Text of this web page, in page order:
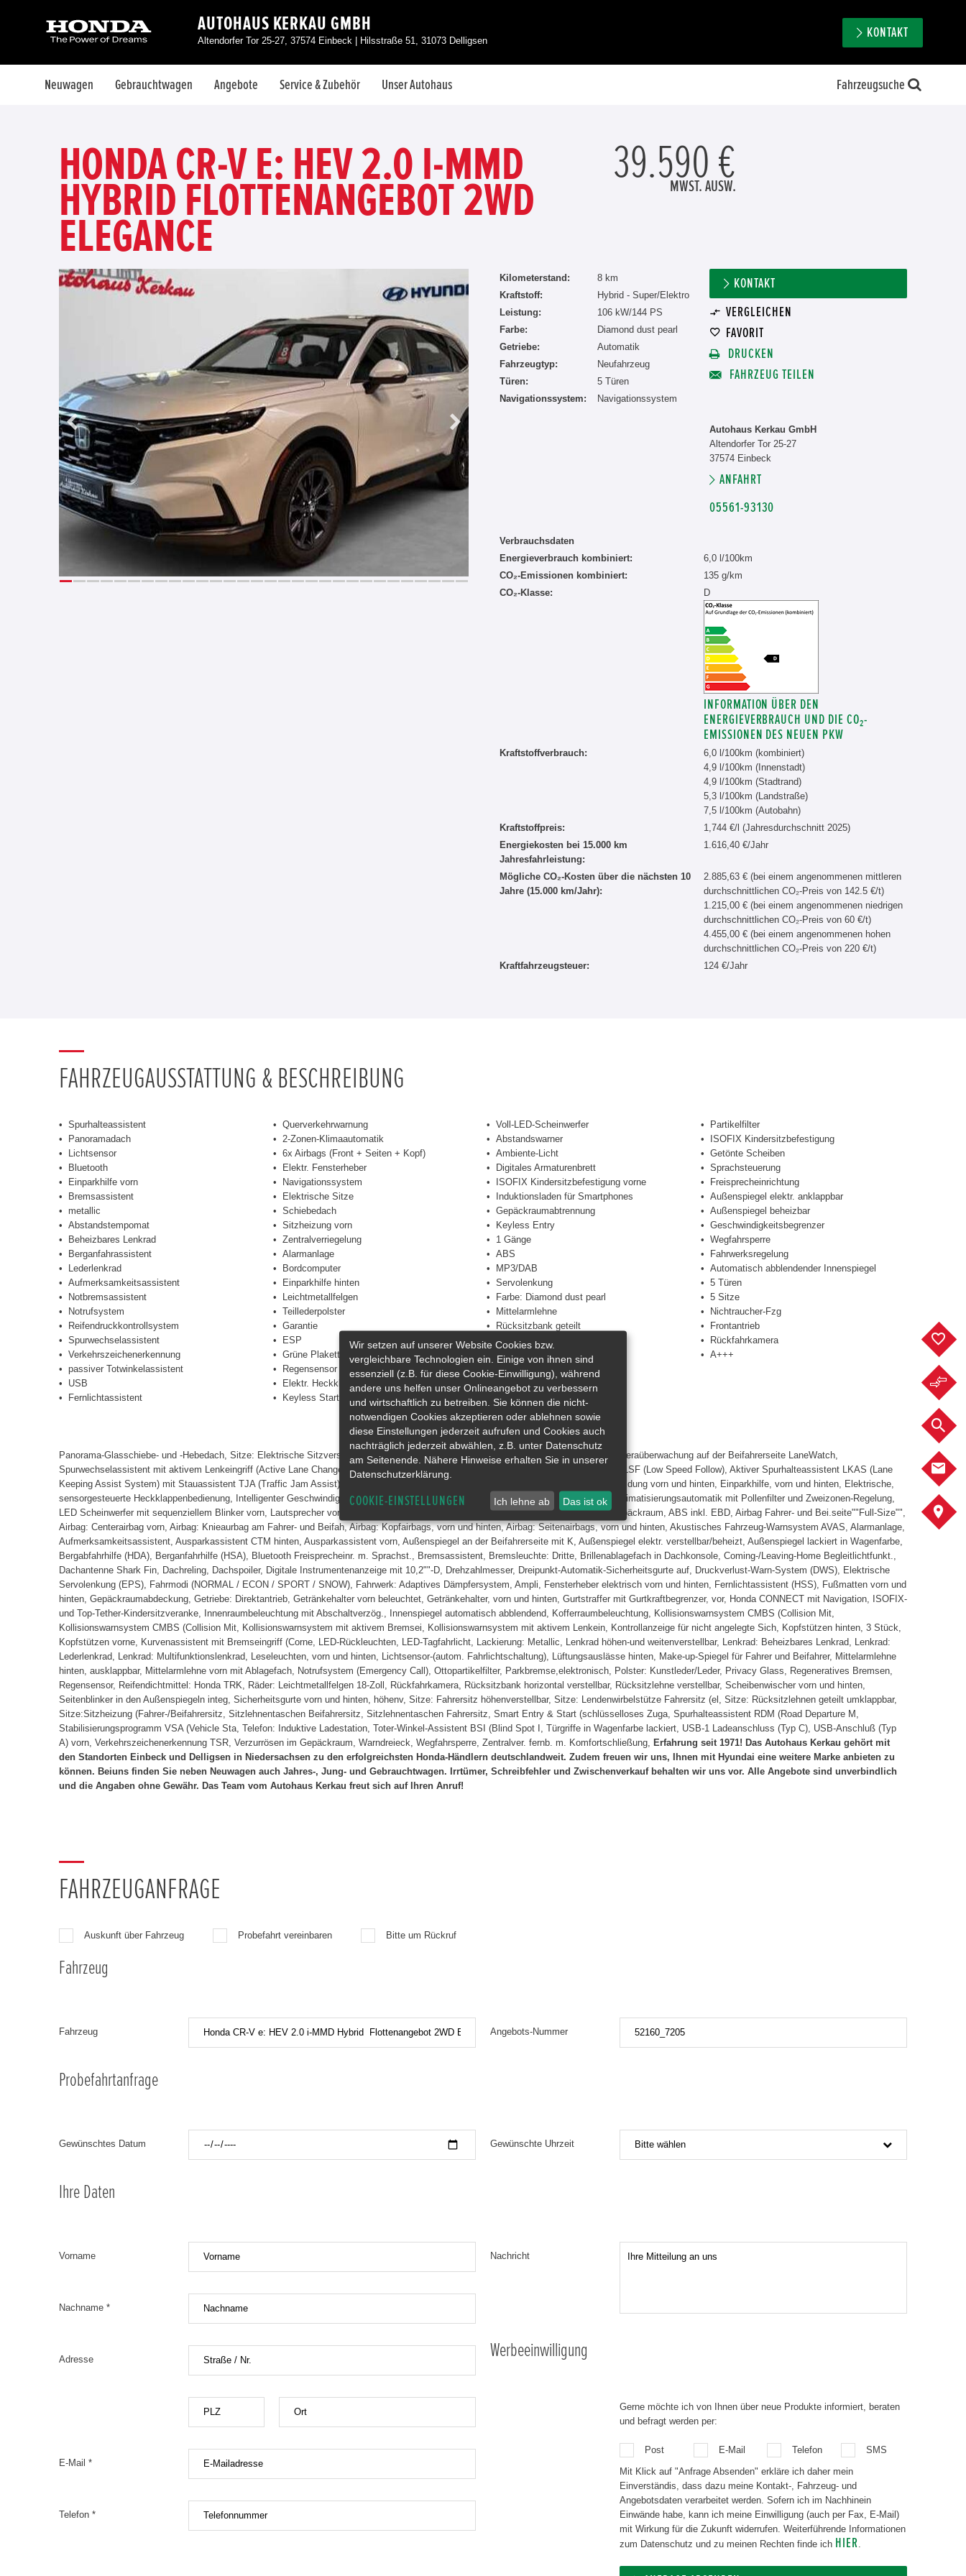
AUTOHAUS KERKAU GMBH
Altendorfer Tor 25-27, 37574 Einbeck | Hilsstraße 51, 31073 Delligsen
KONTAKT
Neuwagen Gebrauchtwagen Angebote Service & Zubehör Unser Autohaus Fahrzeugsuche
HONDA CR-V E: HEV 2.0 I-MMD
HYBRID FLOTTENANGEBOT 2WD
ELEGANCE
39.590 €
MWST. AUSW.
Kilometerstand:
8 km
Kraftstoff:
Hybrid - Super/Elektro
Leistung:
106 kW/144 PS
Farbe:
Diamond dust pearl
Getriebe:
Automatik
Fahrzeugtyp:
Neufahrzeug
Türen:
5 Türen
Navigationssystem:
Navigationssystem
KONTAKT
VERGLEICHEN
FAVORIT
DRUCKEN
FAHRZEUG TEILEN
Autohaus Kerkau GmbH
Altendorfer Tor 25-27
37574 Einbeck
ANFAHRT
05561-93130
Verbrauchsdaten
Energieverbrauch kombiniert:
6,0 l/100km
CO₂-Emissionen kombiniert:
135 g/km
CO₂-Klasse:
D
INFORMATION ÜBER DEN
ENERGIEVERBRAUCH UND DIE CO₂-
EMISSIONEN DES NEUEN PKW
Kraftstoffverbrauch:
6,0 l/100km (kombiniert)
4,9 l/100km (Innenstadt)
4,9 l/100km (Stadtrand)
5,3 l/100km (Landstraße)
7,5 l/100km (Autobahn)
Kraftstoffpreis:
1,744 €/l (Jahresdurchschnitt 2025)
Energiekosten bei 15.000 km
Jahresfahrleistung:
1.616,40 €/Jahr
Mögliche CO₂-Kosten über die nächsten 10
Jahre (15.000 km/Jahr):
2.885,63 € (bei einem angenommenen mittleren
durchschnittlichen CO₂-Preis von 142.5 €/t)
1.215,00 € (bei einem angenommenen niedrigen
durchschnittlichen CO₂-Preis von 60 €/t)
4.455,00 € (bei einem angenommenen hohen
durchschnittlichen CO₂-Preis von 220 €/t)
Kraftfahrzeugsteuer:
124 €/Jahr
FAHRZEUGAUSSTATTUNG & BESCHREIBUNG
Spurhalteassistent
Panoramadach
Lichtsensor
Bluetooth
Einparkhilfe vorn
Bremsassistent
metallic
Abstandstempomat
Beheizbares Lenkrad
Berganfahrassistent
Lederlenkrad
Aufmerksamkeitsassistent
Notbremsassistent
Notrufsystem
Reifendruckkontrollsystem
Spurwechselassistent
Verkehrszeichenerkennung
passiver Totwinkelassistent
USB
Fernlichtassistent
Querverkehrwarnung
2-Zonen-Klimaautomatik
6x Airbags (Front + Seiten + Kopf)
Elektr. Fensterheber
Navigationssystem
Elektrische Sitze
Schiebedach
Sitzheizung vorn
Zentralverriegelung
Alarmanlage
Bordcomputer
Einparkhilfe hinten
Leichtmetallfelgen
Teillederpolster
Garantie
ESP
Grüne Plakette
Regensensor
Elektr. Heckklappe
Keyless Start
Voll-LED-Scheinwerfer
Abstandswarner
Ambiente-Licht
Digitales Armaturenbrett
ISOFIX Kindersitzbefestigung vorne
Induktionsladen für Smartphones
Gepäckraumabtrennung
Keyless Entry
1 Gänge
ABS
MP3/DAB
Servolenkung
Farbe: Diamond dust pearl
Mittelarmlehne
Rücksitzbank geteilt
Drehzahlmesser
Jung&Werkswagen
Außenspiegel elektrisch
Multifunktionslenkrad
Dachreling
Partikelfilter
ISOFIX Kindersitzbefestigung
Getönte Scheiben
Sprachsteuerung
Freisprecheinrichtung
Außenspiegel elektr. anklappbar
Außenspiegel beheizbar
Geschwindigkeitsbegrenzer
Wegfahrsperre
Fahrwerksregelung
Automatisch abblendender Innenspiegel
5 Türen
5 Sitze
Nichtraucher-Fzg
Frontantrieb
Rückfahrkamera
A+++
Panorama-Glasschiebe- und -Hebedach, Sitze: Elektrische Sitzverstellung für Fahrer- und Beifahrersitz, Toter-Winkel-Assistent mit Kameraüberwachung auf der Beifahrerseite LaneWatch,
Spurwechselassistent mit aktivem Lenkeingriff (Active Lane Change Assist), Adaptive Geschwindigkeitregelung ACC mit Stauassistent LSF (Low Speed Follow), Aktiver Spurhalteassistent LKAS (Lane
Keeping Assist System) mit Stauassistent TJA (Traffic Jam Assist), Ambientebeleuchtung im Fußraum vorn und hinten, in der Türverkleidung vorn und hinten, Einparkhilfe, vorn und hinten, Elektrische,
sensorgesteuerte Heckklappenbedienung, Intelligenter Geschwindigkeitsbegrenzer (ISL), Kabellose Ladestation (Induktionsladegerät), Klimatisierungsautomatik mit Pollenfilter und Zweizonen-Regelung,
LED Scheinwerfer mit sequenziellem Blinker vorn, Lautsprecher vorne und hinten (8) inkl. Hochtöner, 12-V-Steckdose Mittelkonsole+Gepäckraum, ABS inkl. EBD, Airbag Fahrer- und Bei.seite""Full-Size"",
Airbag: Centerairbag vorn, Airbag: Knieaurbag am Fahrer- und Beifah, Airbag: Kopfairbags, vorn und hinten, Airbag: Seitenairbags, vorn und hinten, Akustisches Fahrzeug-Warnsystem AVAS, Alarmanlage,
Aufmerksamkeitsassistent, Ausparkassistent CTM hinten, Ausparkassistent vorn, Außenspiegel an der Beifahrerseite mit K, Außenspiegel elektr. verstellbar/beheizt, Außenspiegel lackiert in Wagenfarbe,
Bergabfahrhilfe (HDA), Berganfahrhilfe (HSA), Bluetooth Freisprecheinr. m. Sprachst., Bremsassistent, Bremsleuchte: Dritte, Brillenablagefach in Dachkonsole, Coming-/Leaving-Home Begleitlichtfunkt.,
Dachantenne Shark Fin, Dachreling, Dachspoiler, Digitale Instrumentenanzeige mit 10,2""-D, Drehzahlmesser, Dreipunkt-Automatik-Sicherheitsgurte auf, Druckverlust-Warn-System (DWS), Elektrische
Servolenkung (EPS), Fahrmodi (NORMAL / ECON / SPORT / SNOW), Fahrwerk: Adaptives Dämpfersystem, Ampli, Fensterheber elektrisch vorn und hinten, Fernlichtassistent (HSS), Fußmatten vorn und
hinten, Gepäckraumabdeckung, Getriebe: Direktantrieb, Getränkehalter vorn beleuchtet, Getränkehalter, vorn und hinten, Gurtstraffer mit Gurtkraftbegrenzer, vor, Honda CONNECT mit Navigation, ISOFIX-
und Top-Tether-Kindersitzveranke, Innenraumbeleuchtung mit Abschaltverzög., Innenspiegel automatisch abblendend, Kofferraumbeleuchtung, Kollisionswarnsystem CMBS (Collision Mit,
Kollisionswarnsystem CMBS (Collision Mit, Kollisionswarnsystem mit aktivem Bremsei, Kollisionswarnsystem mit aktivem Lenkein, Kontrollanzeige für nicht angelegte Sich, Kopfstützen hinten, 3 Stück,
Kopfstützen vorne, Kurvenassistent mit Bremseingriff (Corne, LED-Rückleuchten, LED-Tagfahrlicht, Lackierung: Metallic, Lenkrad höhen-und weitenverstellbar, Lenkrad: Beheizbares Lenkrad, Lenkrad:
Lederlenkrad, Lenkrad: Multifunktionslenkrad, Leseleuchten, vorn und hinten, Lichtsensor-(autom. Fahrlichtschaltung), Lüftungsauslässe hinten, Make-up-Spiegel für Fahrer und Beifahrer, Mittelarmlehne
hinten, ausklappbar, Mittelarmlehne vorn mit Ablagefach, Notrufsystem (Emergency Call), Ottopartikelfilter, Parkbremse,elektronisch, Polster: Kunstleder/Leder, Privacy Glass, Regeneratives Bremsen,
Regensensor, Reifendichtmittel: Honda TRK, Räder: Leichtmetallfelgen 18-Zoll, Rückfahrkamera, Rücksitzbank horizontal verstellbar, Rücksitzlehne verstellbar, Scheibenwischer vorn und hinten,
Seitenblinker in den Außenspiegeln integ, Sicherheitsgurte vorn und hinten, höhenv, Sitze: Fahrersitz höhenverstellbar, Sitze: Lendenwirbelstütze Fahrersitz (el, Sitze: Rücksitzlehnen geteilt umklappbar,
Sitze:Sitzheizung (Fahrer-/Beifahrersitz, Sitzlehnentaschen Beifahrersitz, Sitzlehnentaschen Fahrersitz, Smart Entry & Start (schlüsselloses Zuga, Spurhalteassistent RDM (Road Departure M,
Stabilisierungsprogramm VSA (Vehicle Sta, Telefon: Induktive Ladestation, Toter-Winkel-Assistent BSI (Blind Spot I, Türgriffe in Wagenfarbe lackiert, USB-1 Ladeanschluss (Typ C), USB-Anschluß (Typ
A) vorn, Verkehrszeichenerkennung TSR, Verzurrösen im Gepäckraum, Warndreieck, Wegfahrsperre, Zentralver. fernb. m. Komfortschließung, Erfahrung seit 1971! Das Autohaus Kerkau gehört mit
den Standorten Einbeck und Delligsen in Niedersachsen zu den erfolgreichsten Honda-Händlern deutschlandweit. Zudem freuen wir uns, Ihnen mit Hyundai eine weitere Marke anbieten zu
können. Beiuns finden Sie neben Neuwagen auch Jahres-, Jung- und Gebrauchtwagen. Irrtümer, Schreibfehler und Zwischenverkauf behalten wir uns vor. Alle Angebote sind unverbindlich
und die Angaben ohne Gewähr. Das Team vom Autohaus Kerkau freut sich auf Ihren Anruf!
FAHRZEUGANFRAGE
Auskunft über Fahrzeug Probefahrt vereinbaren Bitte um Rückruf
Fahrzeug
Fahrzeug Angebots-Nummer
Probefahrtanfrage
Gewünschtes Datum Gewünschte Uhrzeit Bitte wählen
Ihre Daten
Vorname
Nachname *
Adresse
E-Mail *
Telefon *
Nachricht
Werbeeinwilligung
Gerne möchte ich von Ihnen über neue Produkte informiert, beraten
und befragt werden per:
Post E-Mail Telefon
SMS
Mit Klick auf "Anfrage Absenden" erkläre ich daher mein
Einverständis, dass dazu meine Kontakt-, Fahrzeug- und
Angebotsdaten verarbeitet werden. Sofern ich im Nachhinein
Einwände habe, kann ich meine Einwilligung (auch per Fax, E-Mail)
mit Wirkung für die Zukunft widerrufen. Weiterführende Informationen
zum Datenschutz und zu meinen Rechten finde ich HIER.
Wir setzen auf unserer Website Cookies bzw.
vergleichbare Technologien ein. Einige von ihnen sind
essenziell (z.B. für diese Cookie-Einwilligung), während
andere uns helfen unser Onlineangebot zu verbessern
und wirtschaftlich zu betreiben. Sie können die nicht-
notwendigen Cookies akzeptieren oder ablehnen sowie
diese Einstellungen jederzeit aufrufen und Cookies auch
nachträglich jederzeit abwählen, z.B. unter Datenschutz
am Seitenende. Nähere Hinweise erhalten Sie in unserer
Datenschutzerklärung.
COOKIE-EINSTELLUNGEN Ich lehne ab Das ist ok